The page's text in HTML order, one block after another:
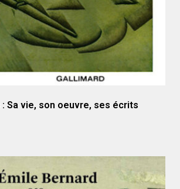
: Sa vie, son oeuvre, ses écrits